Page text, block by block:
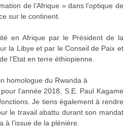
de l’Afrique » dans l’optique de
sur le continent.
en Afrique par le Président de la
la Libye et par le Conseil de Paix et
l’Etat en terre éthiopienne.
homologue du Rwanda à
l’année 2018, S.E. Paul Kagame
Je tiens également à rendre
le travail abattu durant son mandat
l’issue de la plénière.